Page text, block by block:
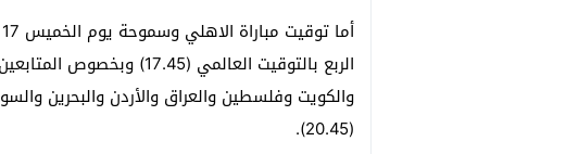
الربع بالتوقيت العالمي
والكويت وفلسطين والعراق والأردن والبحرين
(20.45).